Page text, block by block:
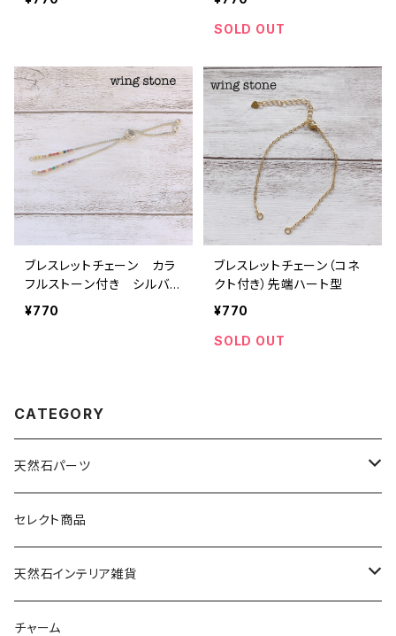
SOLD OUT
ブレスレットチェーン カラ
フルストーン付き シルバ
ー
¥770
ブレスレットチェーン（コネ
クト付き）先端ハート型
¥770
SOLD OUT
CATEGORY
天然石パーツ
天然石
ドゥルージー
ソーラークォーツ
セレクト商品
天然石インテリア雑貨
天然石スライスコースター
チャーム